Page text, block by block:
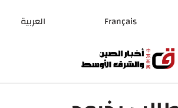
Français العربية